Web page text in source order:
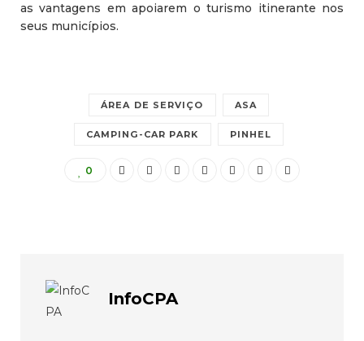
as vantagens em apoiarem o turismo itinerante nos
seus municípios.
ÁREA DE SERVIÇO ASA
CAMPING-CAR PARK PINHEL
0
InfoCPA